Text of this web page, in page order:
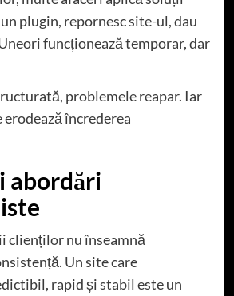
plugin, repornesc site-ul, dau
funcționează temporar, dar
problemele reapar. Iar
încrederea
abordări
clienților nu înseamnă
Un site care
rapid și stabil este un